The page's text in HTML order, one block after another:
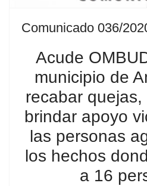
Comunicado 036/
Acude
municipio de
recabar
brindar apoyo
las personas
los hechos
a 16